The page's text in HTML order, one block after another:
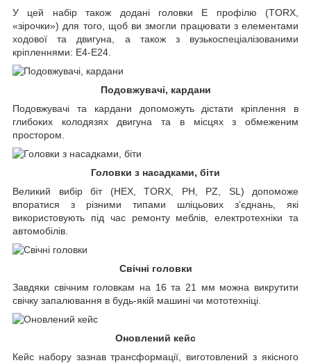
У цей набір також додані головки Е профілю (TORX,
«зірочки») для того, щоб ви змогли працювати з елементами
ходової та двигуна, а також з вузькоспеціалізованими
кріпленнями: Е4-Е24.
Подовжувачі, кардани
Подовжувачі та кардани допоможуть дістати кріплення в
глибоких колодязях двигуна та в місцях з обмеженим
простором.
Головки з насадками, біти
Великий вибір біт (HEX, TORX, PH, PZ, SL) допоможе
впоратися з різними типами шліцьових з’єднань, які
використовують під час ремонту меблів, електротехніки та
автомобілів.
Свічні головки
Завдяки свічним головкам на 16 та 21 мм можна викрутити
свічку запалювання в будь-якій машині чи мототехніці.
Оновлений кейс
Кейс набору зазнав трансформації, виготовлений з якісного